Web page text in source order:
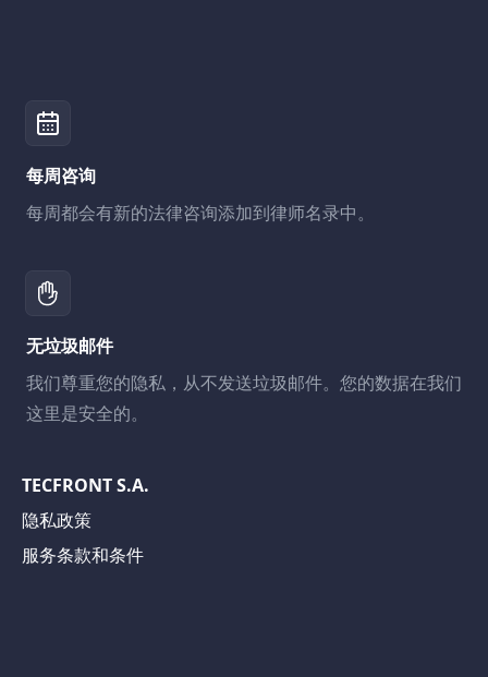
每周咨询
每周都会有新的法律咨询添加到律师名录中。
无垃圾邮件
我们尊重您的隐私，从不发送垃圾邮件。您的数据在我们
这里是安全的。
TECFRONT S.A.
隐私政策
服务条款和条件